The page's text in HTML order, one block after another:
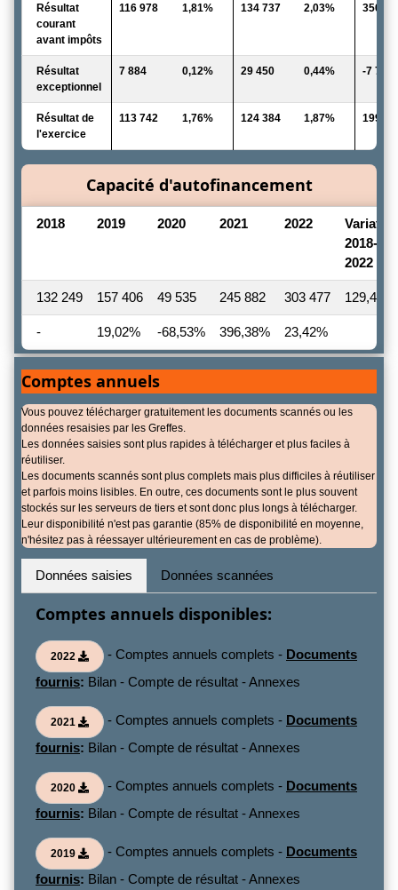
Résultat
courant
avant impôts
116 978 1,81% 134 737 2,03% 350
Résultat
exceptionnel
7 884 0,12% 29 450 0,44% -7 703
Résultat de
l'exercice
113 742 1,76% 124 384 1,87% 199
Capacité d'autofinancement
2018 2019 2020 2021 2022
2018-
2022
132 249 157 406 49 535 245 882 303 477 129,47 %
- 19,02% -68,53% 396,38% 23,42%
Comptes annuels
Vous pouvez télécharger gratuitement les documents scannés ou les
données resaisies par les Greffes.
Les données saisies sont plus rapides à télécharger et plus faciles à
réutiliser.
Les documents scannés sont plus complets mais plus difficiles à réutiliser
et parfois moins lisibles. En outre, ces documents sont le plus souvent
stockés sur les serveurs de tiers et sont donc plus longs à télécharger.
Leur disponibilité n'est pas garantie (85% de disponibilité en moyenne,
n'hésitez pas à réessayer ultérieurement en cas de problème).
Données saisies Données scannées
Comptes annuels disponibles:
2022 - Comptes annuels complets - Documents
fournis: Bilan - Compte de résultat - Annexes
2021 - Comptes annuels complets - Documents
fournis: Bilan - Compte de résultat - Annexes
2020 - Comptes annuels complets - Documents
fournis: Bilan - Compte de résultat - Annexes
2019 - Comptes annuels complets - Documents
fournis: Bilan - Compte de résultat - Annexes